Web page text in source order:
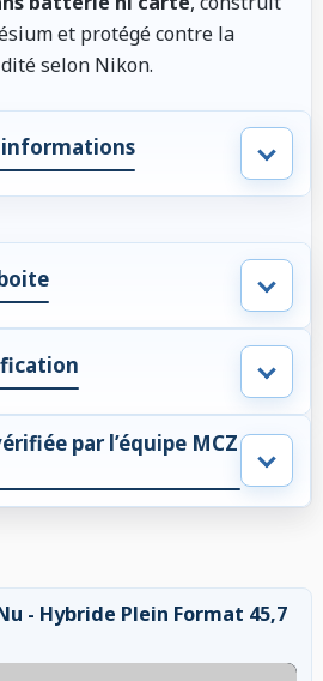
et protégé contre la
selon Nikon.
par l’équipe MCZ
- Hybride Plein Format 45,7